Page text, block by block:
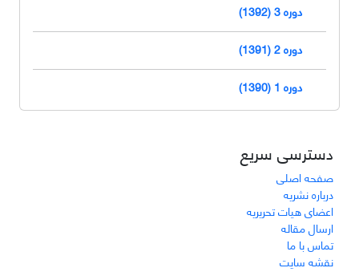
دوره 3 (1392)
دوره 2 (1391)
دوره 1 (1390)
دسترسی سریع
صفحه اصلی
درباره نشریه
اعضای هیات تحریریه
ارسال مقاله
تماس با ما
نقشه سایت